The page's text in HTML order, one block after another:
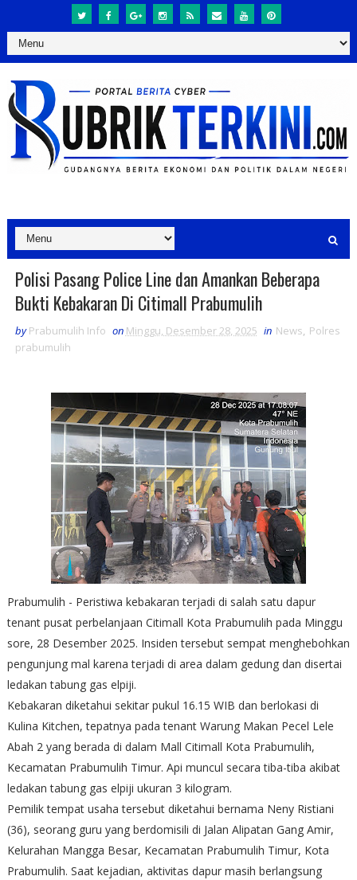
Polisi Pasang Police Line dan Amankan Beberapa
Bukti Kebakaran Di Citimall Prabumulih
by Prabumulih Info on Minggu, Desember 28, 2025 in News, Polres
prabumulih
Prabumulih - Peristiwa kebakaran terjadi di salah satu dapur
tenant pusat perbelanjaan Citimall Kota Prabumulih pada Minggu
sore, 28 Desember 2025. Insiden tersebut sempat menghebohkan
pengunjung mal karena terjadi di area dalam gedung dan disertai
ledakan tabung gas elpiji.
Kebakaran diketahui sekitar pukul 16.15 WIB dan berlokasi di
Kulina Kitchen, tepatnya pada tenant Warung Makan Pecel Lele
Abah 2 yang berada di dalam Mall Citimall Kota Prabumulih,
Kecamatan Prabumulih Timur. Api muncul secara tiba-tiba akibat
ledakan tabung gas elpiji ukuran 3 kilogram.
Pemilik tempat usaha tersebut diketahui bernama Neny Ristiani
(36), seorang guru yang berdomisili di Jalan Alipatan Gang Amir,
Kelurahan Mangga Besar, Kecamatan Prabumulih Timur, Kota
Prabumulih. Saat kejadian, aktivitas dapur masih berlangsung